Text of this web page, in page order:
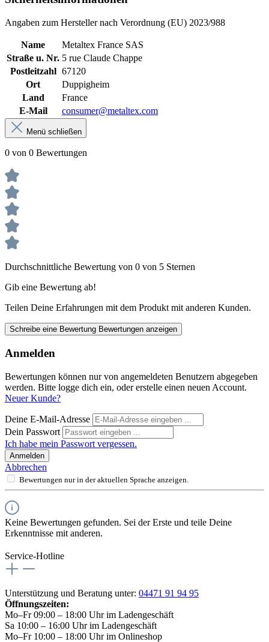
Angaben zum Hersteller nach Verordnung (EU) 2023/988
Name
Metaltex France SAS
Straße u. Nr. 5 rue Claude Chappe
Postleitzahl 67120
Ort
Duppigheim
Land
France
E-Mail
consumer@metaltex.com
Menü schließen
0 von 0 Bewertungen
Durchschnittliche Bewertung von 0 von 5 Sternen
Gib eine Bewertung ab!
Teilen Deine Erfahrungen mit dem Produkt mit anderen Kunden.
Schreibe eine Bewertung Bewertungen anzeigen
Anmelden
Bewertungen können nur von angemeldeten Benutzern abgegeben
werden. Bitte logge dich ein, oder erstelle einen neuen Account.
Neuer Kunde?
Deine E-Mail-Adresse
Dein Passwort
Ich habe mein Passwort vergessen.
Anmelden
Abbrechen
Bewertungen nur in der aktuellen Sprache anzeigen.
Keine Bewertungen gefunden. Sei der Erste und teile Deine
Erkenntnisse mit anderen.
Service-Hotline
Unterstützung und Beratung unter: 04471 91 94 95
Öffnungszeiten:
Mo–Fr 09:00 – 18:00 Uhr im Ladengeschäft
Sa 10:00 – 16:00 Uhr im Ladengeschäft
Mo–Fr 10:00 – 18:00 Uhr im Onlineshop